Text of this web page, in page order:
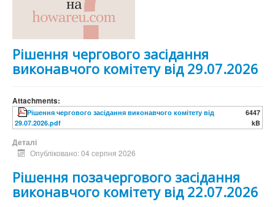
Рішення чергового засідання
виконавчого комітету від 29.07.2026
Attachments:
Рішення чергового засідання виконавчого комітету від
29.07.2026.pdf
6447
kB
Деталі
Опубліковано: 04 серпня 2026
Рішення позачергового засідання
виконавчого комітету від 22.07.2026